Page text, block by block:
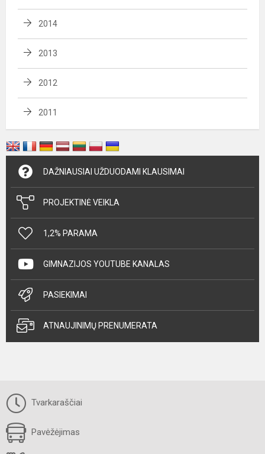
2014
2013
2012
2011
DAŽNIAUSIAI UŽDUODAMI KLAUSIMAI
PROJEKTINĖ VEIKLA
1,2% PARAMA
GIMNAZIJOS YOUTUBE KANALAS
PASIEKIMAI
ATNAUJINIMŲ PRENUMERATA
Tvarkaraščiai
Pavėžėjimas